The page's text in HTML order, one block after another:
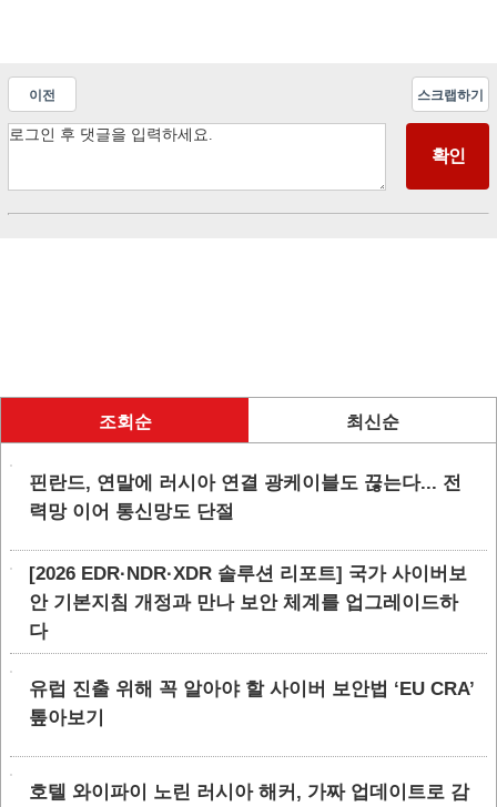
이전 스크랩하기
조회순 최신순
핀란드, 연말에 러시아 연결 광케이블도 끊는다... 전
력망 이어 통신망도 단절
[2026 EDR·NDR·XDR 솔루션 리포트] 국가 사이버보
안 기본지침 개정과 만나 보안 체계를 업그레이드하
다
유럽 진출 위해 꼭 알아야 할 사이버 보안법 ‘EU CRA’
톺아보기
호텔 와이파이 노린 러시아 해커, 가짜 업데이트로 감